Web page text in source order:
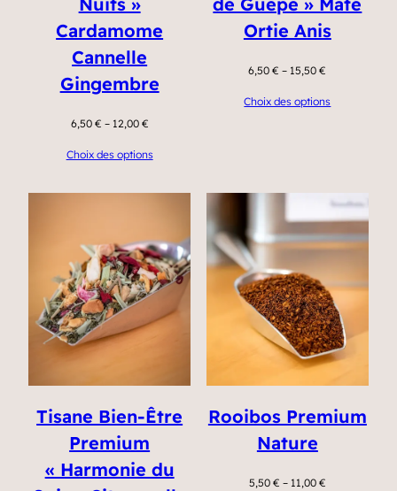
Cardamome
Cannelle
Gingembre
6,50 € – 12,00 €
Choix des options
Ortie Anis
6,50€ – 15,50€
Choix des options
Tisane Bien-Être
Premium
« Harmonie du
Rooibos Premium
Nature
5,50 € – 11,00 €